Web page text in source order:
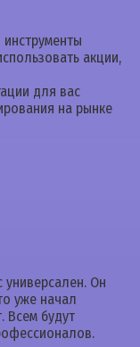
акции,
для вас
на рынке
Он
уже начал
Всем будут